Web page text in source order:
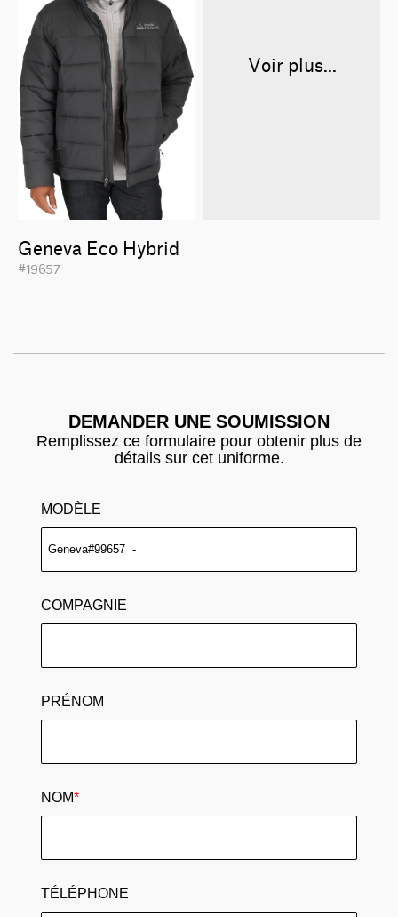
Geneva Eco Hybrid
#19657
Voir plus...
DEMANDER UNE SOUMISSION
Remplissez ce formulaire pour obtenir plus de
détails sur cet uniforme.
MODÈLE
COMPAGNIE
PRÉNOM
NOM*
TÉLÉPHONE